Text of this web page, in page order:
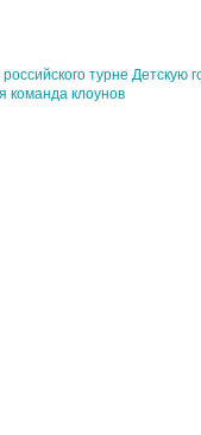
турне Детскую
команда клоунов